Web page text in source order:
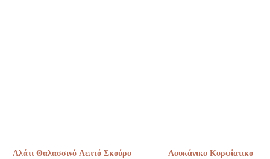
Αλάτι Θαλασσινό Λεπτό Σκούρο
Λουκάνικο Κορφίατικο